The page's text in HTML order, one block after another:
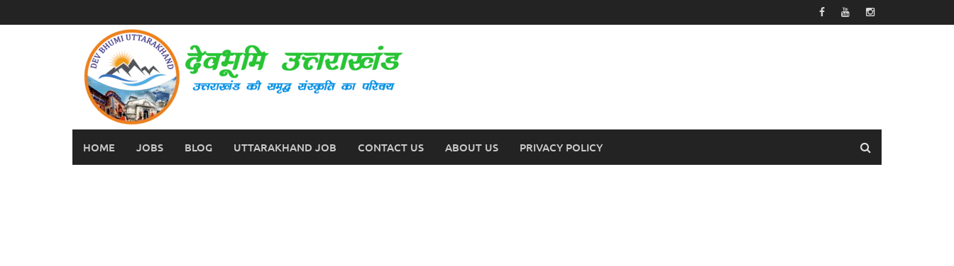
to
HOME JOBS BLOG UTTARAKHAND JOB CONTACT US ABOUT US PRIVACY POLICY